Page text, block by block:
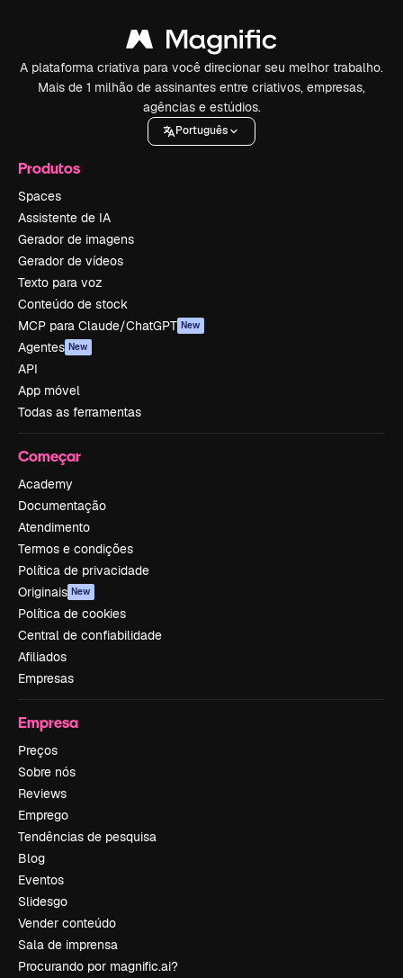
A plataforma criativa para você direcionar seu melhor trabalho.
Mais de 1 milhão de assinantes entre criativos, empresas,
agências e estúdios.
Português
Produtos
Spaces
Assistente de IA
Gerador de imagens
Gerador de vídeos
Texto para voz
Conteúdo de stock
MCP para Claude/ChatGPT New
Agentes New
API
App móvel
Todas as ferramentas
Começar
Academy
Documentação
Atendimento
Termos e condições
Política de privacidade
Originais New
Política de cookies
Central de confiabilidade
Afiliados
Empresas
Empresa
Preços
Sobre nós
Reviews
Emprego
Tendências de pesquisa
Blog
Eventos
Slidesgo
Vender conteúdo
Sala de imprensa
Procurando por magnific.ai?